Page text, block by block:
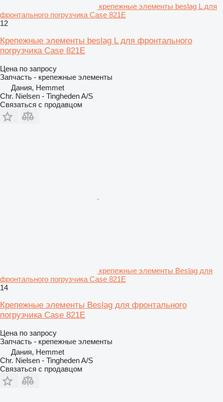
крепежные элементы beslag L для
фронтального погрузчика Case 821E
12
Крепежные элементы beslag L для фронтального
погрузчика Case 821E
Цена по запросу
Запчасть - крепежные элементы
Дания, Hemmet
Chr. Nielsen - Tingheden A/S
Связаться с продавцом
крепежные элементы Beslag для
фронтального погрузчика Case 821E
14
Крепежные элементы Beslag для фронтального
погрузчика Case 821E
Цена по запросу
Запчасть - крепежные элементы
Дания, Hemmet
Chr. Nielsen - Tingheden A/S
Связаться с продавцом